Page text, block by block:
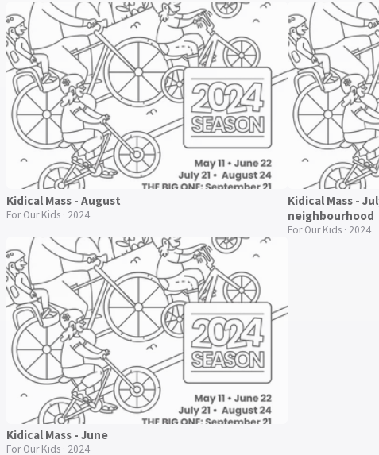
Kidical Mass - August
For Our Kids · 2024
Kidical Mass -
neighbourhood
For Our Kids · 2024
Kidical Mass - June
For Our Kids · 2024